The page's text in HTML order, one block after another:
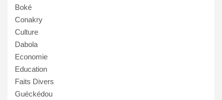
Boké
Conakry
Culture
Dabola
Economie
Education
Faits Divers
Guéckédou